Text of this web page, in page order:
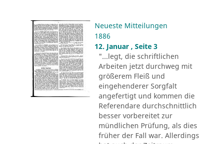
Neueste Mitteilungen
1886
12. Januar , Seite 3
"...legt, die schriftlichen
Arbeiten jetzt durchweg mit
größerem Fleiß und
eingehenderer Sorgfalt
angefertigt und kommen die
Referendare durchschnittlich
besser vorbereitet zur
mündlichen Prüfung, als dies
früher der Fall war. Allerdings